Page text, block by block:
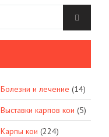
Болезни и лечение (14)
Выставки карпов кои (5)
Карпы кои (224)